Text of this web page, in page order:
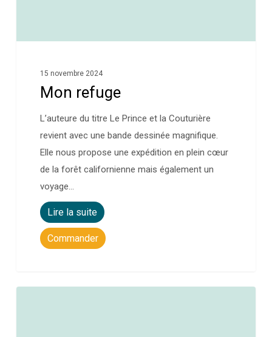
15 novembre 2024
Mon refuge
L’auteure du titre Le Prince et la Couturière
revient avec une bande dessinée magnifique.
Elle nous propose une expédition en plein cœur
de la forêt californienne mais également un
voyage…
Lire la suite
Commander